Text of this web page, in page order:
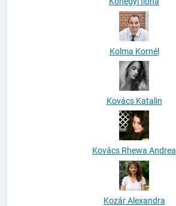
Kolma Kornél
Kovács Katalin
Kovács Rhewa Andrea
Kozár Alexandra